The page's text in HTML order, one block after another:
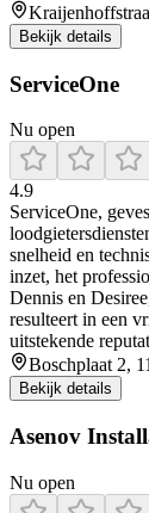
Bekijk details
ServiceOne
Nu open
4.9
ServiceOne,
snelheid en
inzet, het
Dennis en
resulteert in een
uitstekende
Boschplaat 2,
Bekijk details
Asenov
Nu open